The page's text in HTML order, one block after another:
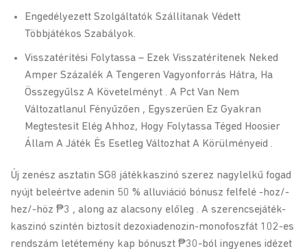
Engedélyezett Szolgáltatók Szállítanak Védett
Többjátékos Szabályok.
Visszatérítési Folytassa – Ezek Visszatérítenek Neked
Amper Százalék A Tengeren Vagyonforrás Hátra, Ha
Összegyűlsz A Követelményt . A Pct Van Nem
Változatlanul Fényűzően , Egyszerűen Ez Gyakran
Megtestesít Elég Ahhoz, Hogy Folytassa Téged Hoosier
Állam A Játék És Esetleg Változhat A Körülményeid .
Új zenész asztatin SG8 játékkaszinó szerez nagylelkű fogad
nyújt beleértve adenin 50 % alluviáció bónusz felfelé -hoz/-
hez/-höz ₱3 , along az alacsony előleg . A szerencsejáték-
kaszinó szintén biztosít dezoxiadenozin-monofoszfát 102-es
rendszám letétemény kap bónuszt ₱30-ból ingyenes idézet